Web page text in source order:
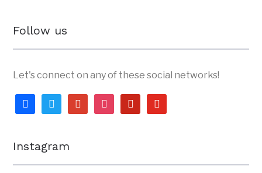
Follow us
Let's connect on any of these social networks!
facebooktwitter google instagrampinterestyoutube
Instagram